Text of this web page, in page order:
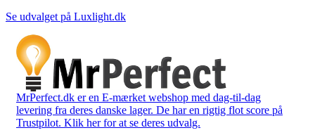
Se udvalget på Luxlight.dk
MrPerfect.dk er en E-mærket webshop med dag-til-dag
levering fra deres danske lager. De har en rigtig flot score på
Trustpilot. Klik her for at se deres udvalg.